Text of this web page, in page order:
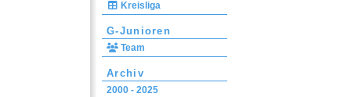
Kreisliga
G-Junioren
Team
Archiv
2000 - 2025